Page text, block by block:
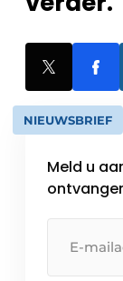
NIEUWSBRIEF
Meld u